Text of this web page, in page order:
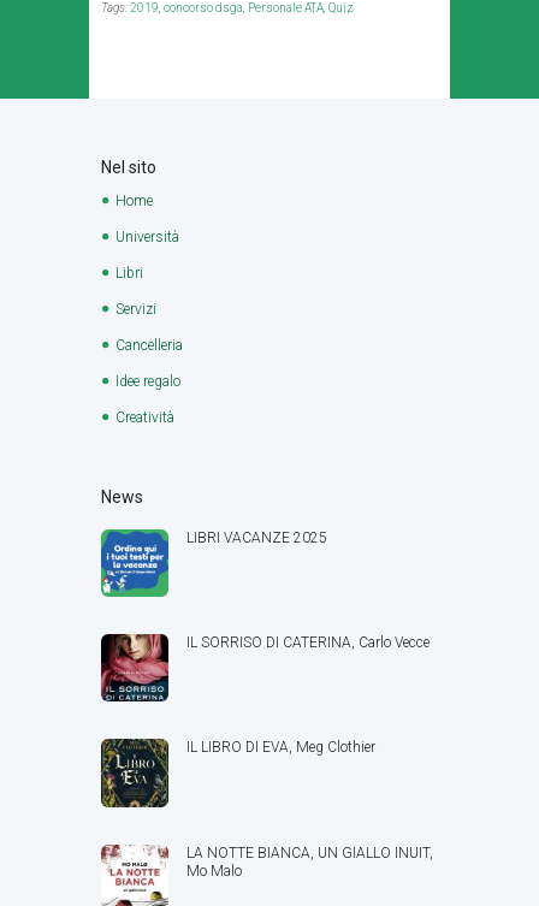
Tags:2019, concorso dsga, Personale ATA, Quiz
Nel sito
Home
Università
Libri
Servizi
Cancelleria
Idee regalo
Creatività
News
LIBRI VACANZE 2025
IL SORRISO DI CATERINA, Carlo Vecce
IL LIBRO DI EVA, Meg Clothier
LA NOTTE BIANCA, UN GIALLO INUIT,
Mo Malo